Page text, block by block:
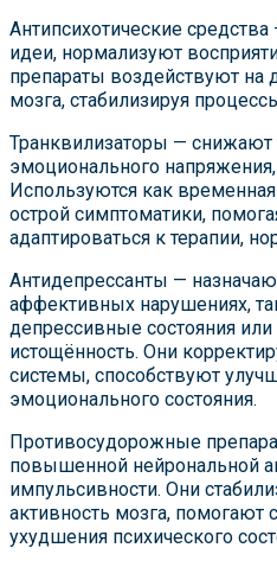
Антипсихотические
идеи, нормализуют
препараты воздействуют
мозга, стабилизируя
Транквилизаторы —
эмоционального
Используются как
острой симптоматики,
адаптироваться к терапии,
Антидепрессанты —
аффективных нарушениях,
депрессивные состояния
истощённость. Они
системы, способствуют
эмоционального состояния.
Противосудорожные
повышенной нейрональной
импульсивности. Они
активность мозга, помогают
ухудшения психического